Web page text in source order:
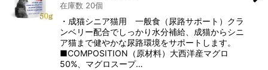
在庫数 20個
・成猫シニア猫用 一般食（尿路サポート）クラ
ンベリー配合でしっかり水分補給、成猫からシニ
ア猫まで健やかな尿路環境をサポートします。
■COMPOSITION（原材料）大西洋産マグロ
50%、マグロスープ…